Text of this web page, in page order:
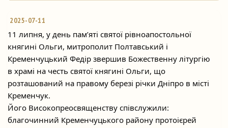
2025-07-11
11 липня, у день пам’яті святої рівноапостольної
княгині Ольги, митрополит Полтавський і
Кременчуцький Федір звершив Божественну літургію
в храмі на честь святої княгині Ольги, що
розташований на правому березі річки Дніпро в місті
Кременчук.
Його Високопреосвященству співслужили:
благочинний Кременчуцького району протоієрей